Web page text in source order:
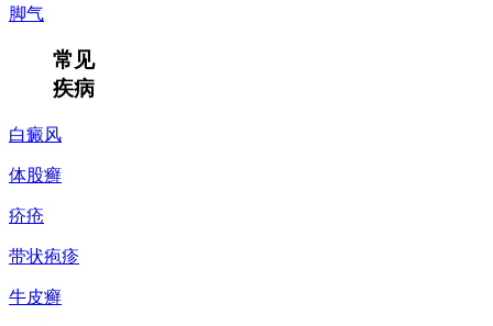
脚气
常见
疾病
白癜风
体股癣
疥疮
带状疱疹
牛皮癣